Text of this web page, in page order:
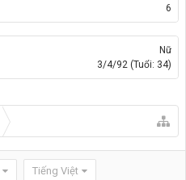
6
Nữ
3/4/92 (Tuổi: 34)
Tiếng Việt